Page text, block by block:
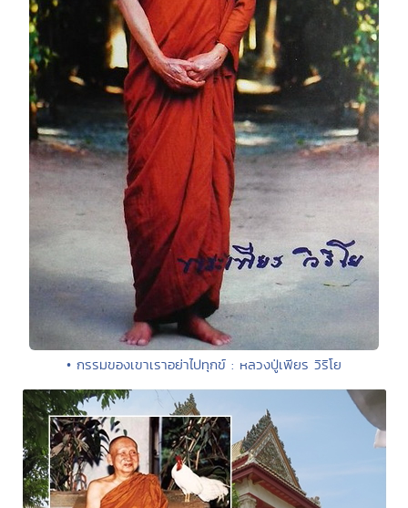
• กรรมของเขาเราอย่าไปทุกข์ : หลวงปู่เพียร วิริโย